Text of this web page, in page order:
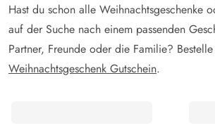
Hast du schon alle Weihnachtsgeschenke
auf der Suche nach einem passenden
Partner, Freunde oder die Familie?
Weihnachtsgeschenk Gutschein.